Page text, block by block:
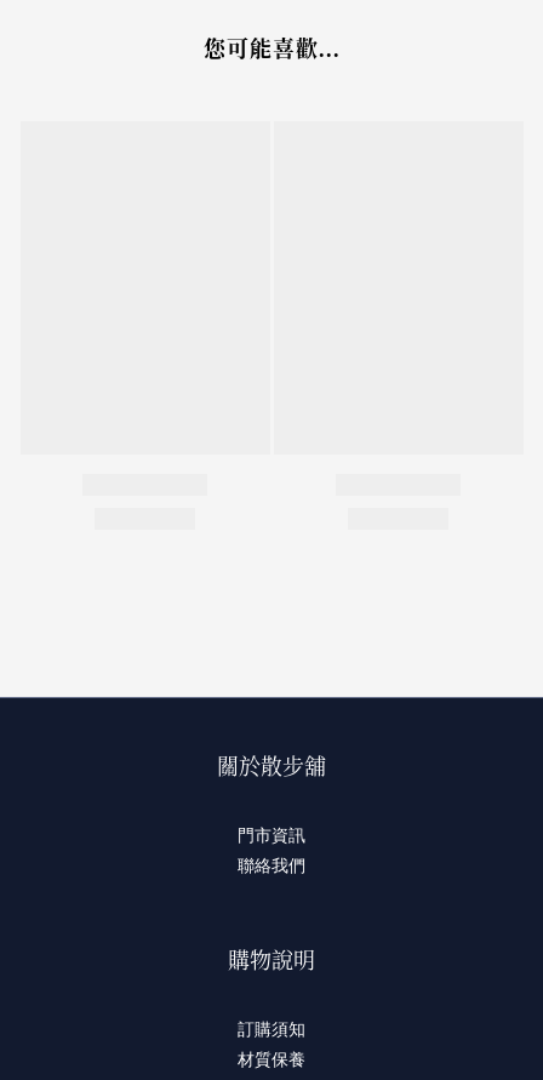
您可能喜歡...
關於散步舖
門市資訊
聯絡我們
購物說明
訂購須知
材質保養